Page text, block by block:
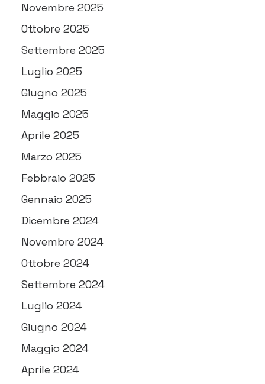
Novembre 2025
Ottobre 2025
Settembre 2025
Luglio 2025
Giugno 2025
Maggio 2025
Aprile 2025
Marzo 2025
Febbraio 2025
Gennaio 2025
Dicembre 2024
Novembre 2024
Ottobre 2024
Settembre 2024
Luglio 2024
Giugno 2024
Maggio 2024
Aprile 2024